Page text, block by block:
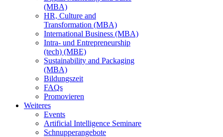
(MBA)
HR, Culture and
Transformation (MBA)
International Business (MBA)
Intra- und Entrepreneurship
(tech) (MBE)
Sustainability and Packaging
(MBA)
Bildungszeit
FAQs
Promovieren
Weiteres
Events
Artificial Intelligence Seminare
Schnupperangebote